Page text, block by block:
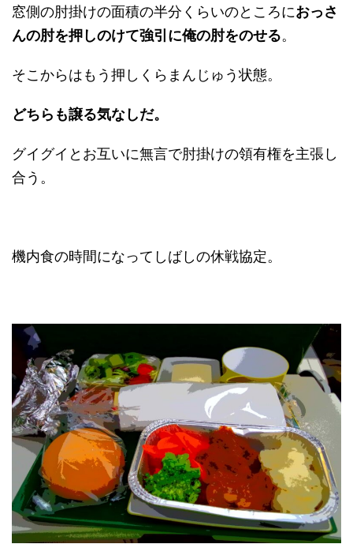
窓側の肘掛けの面積の半分くらいのところにおっさ
んの肘を押しのけて強引に俺の肘をのせる。
そこからはもう押しくらまんじゅう状態。
どちらも譲る気なしだ。
グイグイとお互いに無言で肘掛けの領有権を主張し
合う。
機内食の時間になってしばしの休戦協定。